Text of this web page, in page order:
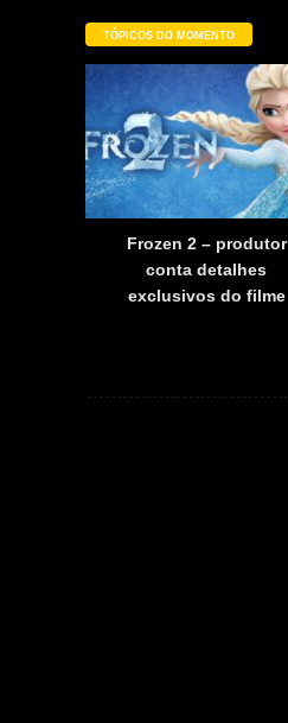
TÓPICOS DO MOMENTO
Frozen 2 – produtor
conta detalhes
exclusivos do filme